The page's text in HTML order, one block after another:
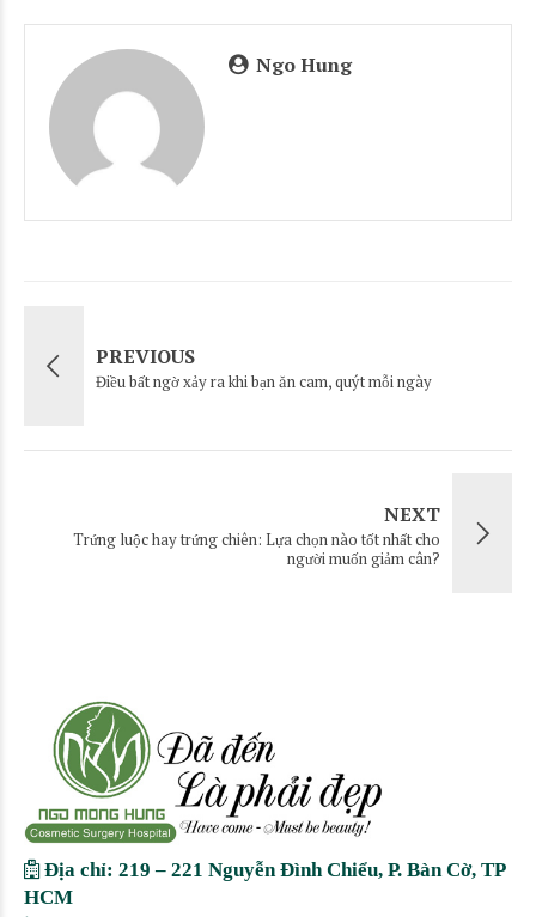
Ngo Hung
PREVIOUS
Điều bất ngờ xảy ra khi bạn ăn cam, quýt mỗi ngày
NEXT
Trứng luộc hay trứng chiên: Lựa chọn nào tốt nhất cho
người muốn giảm cân?
Địa chỉ: 219 – 221 Nguyễn Đình Chiểu, P. Bàn Cờ, TP
HCM